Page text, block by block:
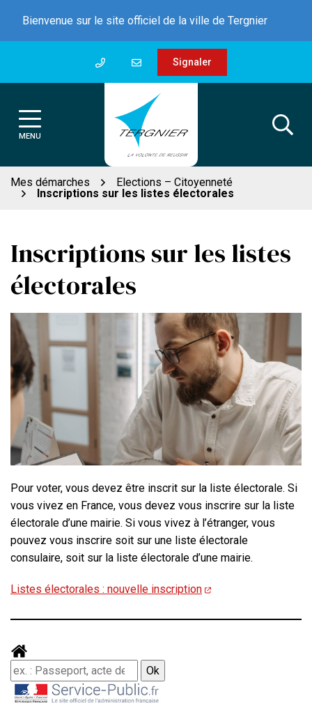
contenu
Bienvenue sur le site officiel de la ville de Tergnier
Signaler
MENU
Mes démarches
Elections – Citoyenneté
Inscriptions sur les listes électorales
Inscriptions sur les listes
électorales
Pour voter, vous devez être inscrit sur la liste électorale. Si
vous vivez en France, vous devez vous inscrire sur la liste
électorale d’une mairie. Si vous vivez à l’étranger, vous
pouvez vous inscrire soit sur une liste électorale
consulaire, soit sur la liste électorale d’une mairie.
Listes électorales : nouvelle inscription